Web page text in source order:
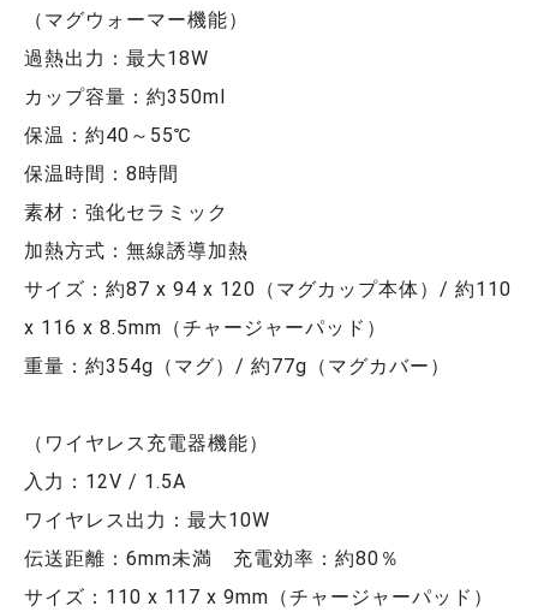
（マグウォーマー機能）
過熱出力：最大18W
カップ容量：約350ml
保温：約40～55℃
保温時間：8時間
素材：強化セラミック
加熱方式：無線誘導加熱
サイズ：約87 x 94 x 120（マグカップ本体）/ 約110
x 116 x 8.5mm（チャージャーパッド）
重量：約354g（マグ）/ 約77g（マグカバー）
（ワイヤレス充電器機能）
入力：12V / 1.5A
ワイヤレス出力：最大10W
伝送距離：6mm未満 充電効率：約80％
サイズ：110 x 117 x 9mm（チャージャーパッド）